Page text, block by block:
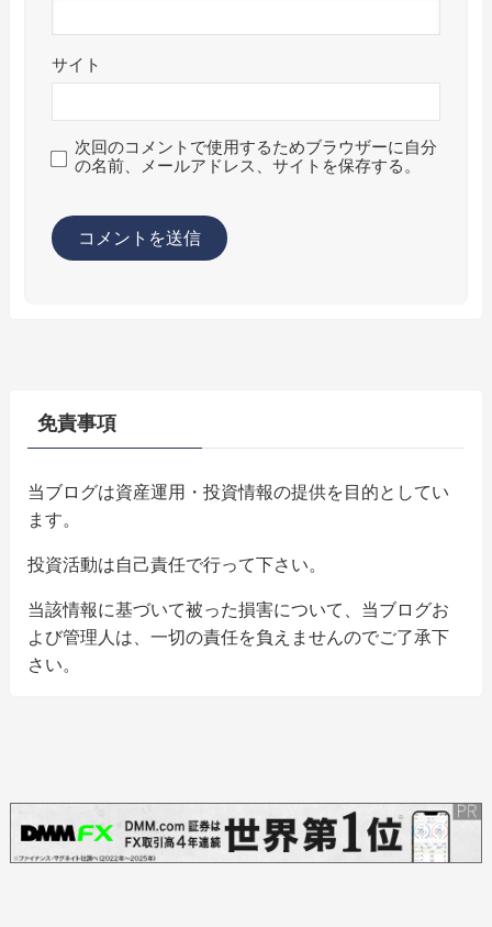
サイト
次回のコメントで使用するためブラウザーに自分
の名前、メールアドレス、サイトを保存する。
免責事項
当ブログは資産運用・投資情報の提供を目的としてい
ます。
投資活動は自己責任で行って下さい。
当該情報に基づいて被った損害について、当ブログお
よび管理人は、一切の責任を負えませんのでご了承下
さい。